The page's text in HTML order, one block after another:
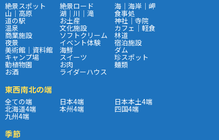
絶景スポット 絶景ロード 海｜海岸｜岬
山｜高原 湖｜川｜滝 食事処
道の駅 お土産 神社｜寺院
温泉 文化施設 カフェ｜軽食
商業施設 ソフトクリーム 林道
夜景 イベント体験 宿泊施設
美術館｜資料館 海鮮 ダム
キャンプ場 スイーツ 珍スポット
動植物園 お肉 麺類
お酒 ライダーハウス
東西南北の端
全ての端 日本4端 日本本土4端
北海道4端 本州4端 四国4端
九州4端
季節